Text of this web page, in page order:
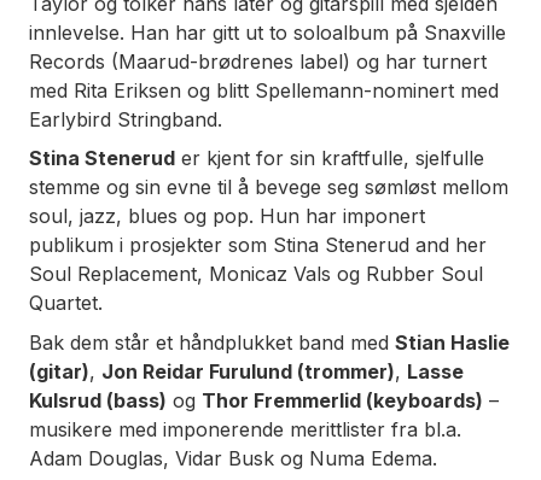
innlevelse. Han har gitt ut to soloalbum på Snaxville
Records (Maarud-brødrenes label) og har turnert
med Rita Eriksen og blitt Spellemann-nominert med
Earlybird Stringband.
Stina Stenerud er kjent for sin kraftfulle, sjelfulle
stemme og sin evne til å bevege seg sømløst mellom
soul, jazz, blues og pop. Hun har imponert
publikum i prosjekter som Stina Stenerud and her
Soul Replacement, Monicaz Vals og Rubber Soul
Quartet.
Bak dem står et håndplukket band med Stian Haslie
(gitar), Jon Reidar Furulund (trommer), Lasse
Kulsrud (bass) og Thor Fremmerlid (keyboards) –
musikere med imponerende merittlister fra bl.a.
Adam Douglas, Vidar Busk og Numa Edema.